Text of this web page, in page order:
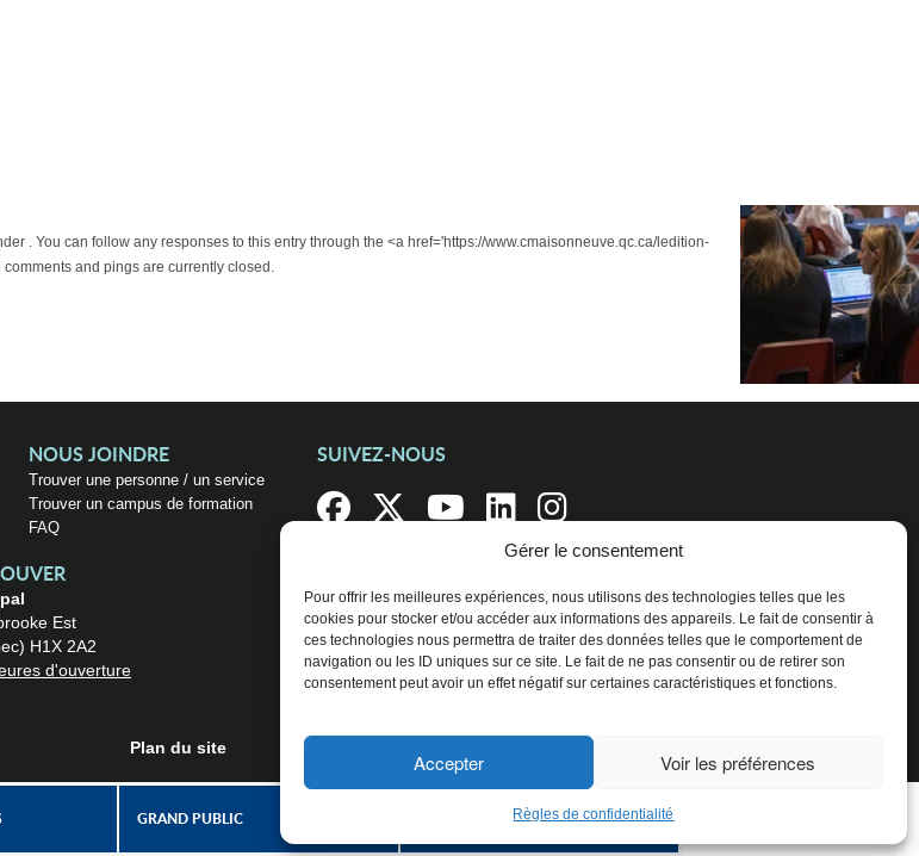
Gérer le consentement
Pour offrir les meilleures expériences, nous utilisons des technologies telles que les
cookies pour stocker et/ou accéder aux informations des appareils. Le fait de consentir à
ces technologies nous permettra de traiter des données telles que le comportement de
navigation ou les ID uniques sur ce site. Le fait de ne pas consentir ou de retirer son
consentement peut avoir un effet négatif sur certaines caractéristiques et fonctions.
Accepter Voir les préférences
Règles de confidentialité
. You can follow any responses to this entry through the <a href='https://www.cmaisonneuve.qc.ca/ledition-
and pings are currently closed.
NOUS JOINDRE
Trouver une personne / un service
Trouver un campus de formation
FAQ
SUIVEZ-NOUS
Est
H1X 2A2
d'ouverture
Plan du site
GRAND PUBLIC ENTREPRISES ET ORGANISATIONS